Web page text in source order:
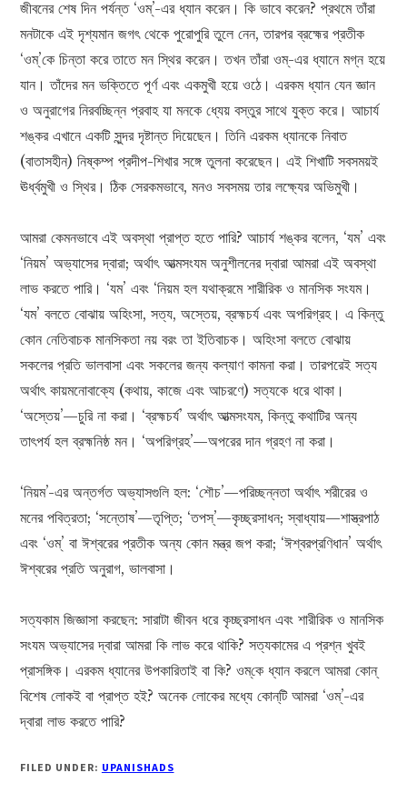
জীবনের শেষ দিন পর্যন্ত ‘ওম্‌’-এর ধ্যান করেন। কি ভাবে করেন? প্রথমে তাঁরা
মনটাকে এই দৃশ্যমান জগৎ থেকে পুরোপুরি তুলে নেন, তারপর ব্রহ্মের প্রতীক
‘ওম্‌’কে চিন্তা করে তাতে মন স্থির করেন। তখন তাঁরা ওম্-এর ধ্যানে মগ্ন হয়ে
যান। তাঁদের মন ভক্তিতে পূর্ণ এবং একমুখী হয়ে ওঠে। এরকম ধ্যান যেন জ্ঞান
ও অনুরাগের নিরবচ্ছিন্ন প্রবাহ যা মনকে ধ্যেয় বস্তুর সাথে যুক্ত করে। আচার্য
শঙ্কর এখানে একটি সুন্দর দৃষ্টান্ত দিয়েছেন। তিনি এরকম ধ্যানকে নিবাত
(বাতাসহীন) নিষ্কম্প প্রদীপ-শিখার সঙ্গে তুলনা করেছেন। এই শিখাটি সবসময়ই
ঊর্ধ্বমুখী ও স্থির। ঠিক সেরকমভাবে, মনও সবসময় তার লক্ষ্যের অভিমুখী।
আমরা কেমনভাবে এই অবস্থা প্রাপ্ত হতে পারি? আচার্য শঙ্কর বলেন, ‘যম’ এবং
‘নিয়ম’ অভ্যাসের দ্বারা; অর্থাৎ আত্মসংযম অনুশীলনের দ্বারা আমরা এই অবস্থা
লাভ করতে পারি। ‘যম’ এবং ‘নিয়ম হল যথাক্রমে শারীরিক ও মানসিক সংযম।
‘যম’ বলতে বোঝায় অহিংসা, সত্য, অস্তেয়, ব্রহ্মচর্য এবং অপরিগ্রহ। এ কিন্তু
কোন নেতিবাচক মানসিকতা নয় বরং তা ইতিবাচক। অহিংসা বলতে বোঝায়
সকলের প্রতি ভালবাসা এবং সকলের জন্য কল্যাণ কামনা করা। তারপরেই সত্য
অর্থাৎ কায়মনোবাক্যে (কথায়, কাজে এবং আচরণে) সত্যকে ধরে থাকা।
‘অস্তেয়’—চুরি না করা। ‘ব্রহ্মচর্য’ অর্থাৎ আত্মসংযম, কিন্তু কথাটির অন্য
তাৎপর্য হল ব্রহ্মনিষ্ঠ মন। ‘অপরিগ্রহ’—অপরের দান গ্রহণ না করা।
‘নিয়ম’-এর অন্তর্গত অভ্যাসগুলি হল: ‘শৌচ’—পরিচ্ছন্নতা অর্থাৎ শরীরের ও
মনের পবিত্রতা; ‘সন্তোষ’—তৃপ্তি; ‘তপস্‌’—কৃচ্ছ্রসাধন; স্বাধ্যায়—শাস্ত্রপাঠ
এবং ‘ওম্‌’ বা ঈশ্বরের প্রতীক অন্য কোন মন্ত্র জপ করা; ‘ঈশ্বরপ্রণিধান’ অর্থাৎ
ঈশ্বরের প্রতি অনুরাগ, ভালবাসা।
সত্যকাম জিজ্ঞাসা করছেন: সারাটা জীবন ধরে কৃচ্ছ্রসাধন এবং শারীরিক ও মানসিক
সংযম অভ্যাসের দ্বারা আমরা কি লাভ করে থাকি? সত্যকামের এ প্রশ্ন খুবই
প্রাসঙ্গিক। এরকম ধ্যানের উপকারিতাই বা কি? ওম্‌কে ধ্যান করলে আমরা কোন্
বিশেষ লোকই বা প্রাপ্ত হই? অনেক লোকের মধ্যে কোন্‌টি আমরা ‘ওম্‌’-এর
দ্বারা লাভ করতে পারি?
FILED UNDER: UPANISHADS